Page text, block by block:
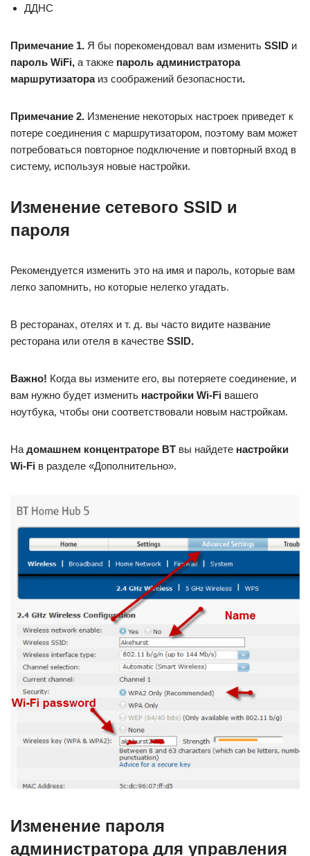
ДДНС
Примечание 1. Я бы порекомендовал вам изменить SSID и
пароль WiFi, а также пароль администратора
маршрутизатораиз соображений безопасности.
Примечание 2. Изменение некоторых настроек приведет к
потере соединения с маршрутизатором, поэтому вам может
потребоваться повторное подключение и повторный вход в
систему, используя новые настройки.
Изменение сетевого SSID и
пароля
Рекомендуется изменить это на имя и пароль, которые вам
легко запомнить, но которые нелегко угадать.
В ресторанах, отелях и т. д. вы часто видите название
ресторана или отеля в качестве SSID.
Важно! Когда вы измените его, вы потеряете соединение, и
вам нужно будет изменить настройки Wi-Fi вашего
ноутбука, чтобы они соответствовали новым настройкам.
На домашнем концентраторе BT вы найдете настройки
Wi-Fi в разделе «Дополнительно».
Изменение пароля
администратора для управления